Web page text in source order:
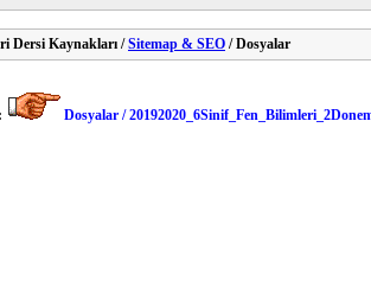
Dersi Kaynakları /Sitemap & SEO / Dosyalar
Dosyalar /